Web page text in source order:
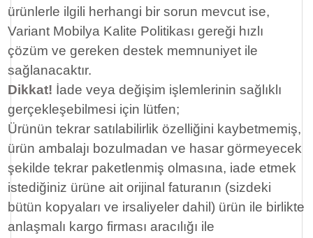
ürünlerle ilgili herhangi bir sorun mevcut ise,
Variant Mobilya Kalite Politikası gereği hızlı
çözüm ve gereken destek memnuniyet ile
sağlanacaktır.
Dikkat! İade veya değişim işlemlerinin sağlıklı
gerçekleşebilmesi için lütfen;
Ürünün tekrar satılabilirlik özelliğini kaybetmemiş,
ürün ambalajı bozulmadan ve hasar görmeyecek
şekilde tekrar paketlenmiş olmasına, iade etmek
istediğiniz ürüne ait orijinal faturanın (sizdeki
bütün kopyaları ve irsaliyeler dahil) ürün ile birlikte
anlaşmalı kargo firması aracılığı ile